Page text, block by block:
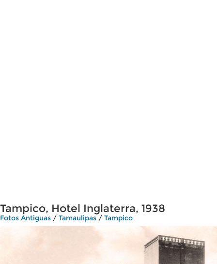
Tampico, Hotel Inglaterra, 1938
Fotos Antiguas / Tamaulipas / Tampico